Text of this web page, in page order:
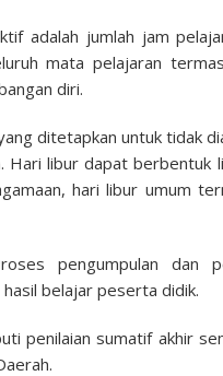
adalah jumlah jam
mata pelajaran
diri.
ditetapkan untuk tidak
Hari libur dapat
hari libur umum
pengumpulan dan
belajar peserta didik.
penilaian sumatif akhir